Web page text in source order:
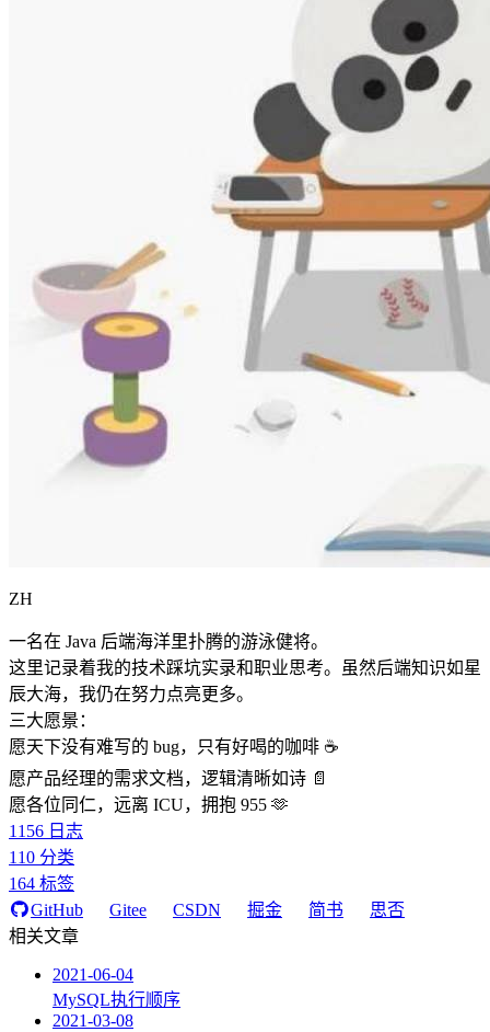
ZH
一名在 Java 后端海洋里扑腾的游泳健将。
这里记录着我的技术踩坑实录和职业思考。虽然后端知识如星
辰大海，我仍在努力点亮更多。
三大愿景：
愿天下没有难写的 bug，只有好喝的咖啡 ☕️
愿产品经理的需求文档，逻辑清晰如诗 📄
愿各位同仁，远离 ICU，拥抱 955 🫶
1156 日志
110 分类
164 标签
GitHub
Gitee CSDN 掘金 简书
思否
相关文章
2021-06-04
MySQL执行顺序
2021-03-08